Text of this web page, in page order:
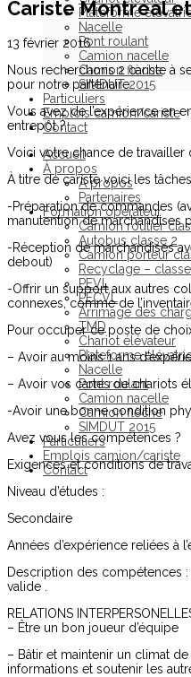
Plateforme
Nacelle
Pont roulant
Camion nacelle
Camion flèche
SIMDUT 2015
Particuliers
Emplois camion/cariste
Contact
Accueil
À propos
À propos
Partenaires
Formation opérateur
Camion routier
Autobus classe 2
Camion porteur
Recyclage –
PEVL
PECVL
Arrimage des
TMD
Chariot élévateur
Plateforme
Nacelle
Pont roulant
Camion nacelle
Camion flèche
SIMDUT 2015
Particuliers
Emplois camion/cariste
Contact
Cariste Montreal
13 février 2016
Nous recherchons 2 cariste à
pour notre partenaire
Vous avez de l’expérience en
entrepôt ?
Voici votre chance de travailler
À titre de cariste voici les
-Préparation de commandes
manutention de marchandises
-Réception de marchandises
debout)
-Offrir un support aux autres
connexes, comme de
Pour occuper ce poste de
– Avoir au moins 1 ans
– Avoir vos cartes de chariots
-Avoir une bonne condition
Avez vous les compétences ?
Exigences et conditions de
Niveau d’études :
Secondaire
Années d’expérience reliées à
Description des compétences
valide .
RELATIONS
– Être un bon joueur d’équipe
– Bâtir et maintenir un climat
informations et soutenir les